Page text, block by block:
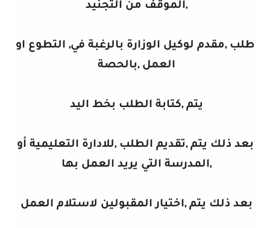
,الموقف من التجنيد
طلب ,مقدم لوكيل الوزارة بالرغبة في, التطوع او
العمل ,بالحصة
يتم ,كتابة الطلب بخط اليد
بعد ذلك يتم ,تقديم الطلب ,للادارة التعليمية أو
,المدرسة التي يريد العمل بها
بعد ذلك يتم ,اختيار المقبولين لاستلام العمل